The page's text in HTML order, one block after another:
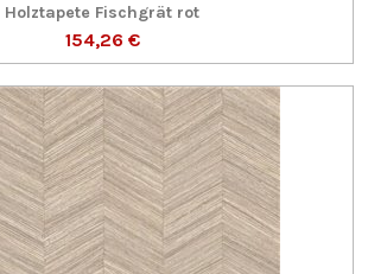
Holztapete Fischgrät rot
154,26 €